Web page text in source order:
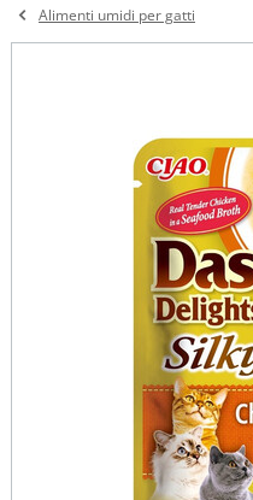
Alimenti umidi per gatti